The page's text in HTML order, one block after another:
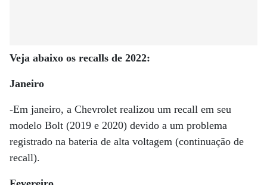
Veja abaixo os recalls de 2022:
Janeiro
-Em janeiro, a Chevrolet realizou um recall em seu
modelo Bolt (2019 e 2020) devido a um problema
registrado na bateria de alta voltagem (continuação de
recall).